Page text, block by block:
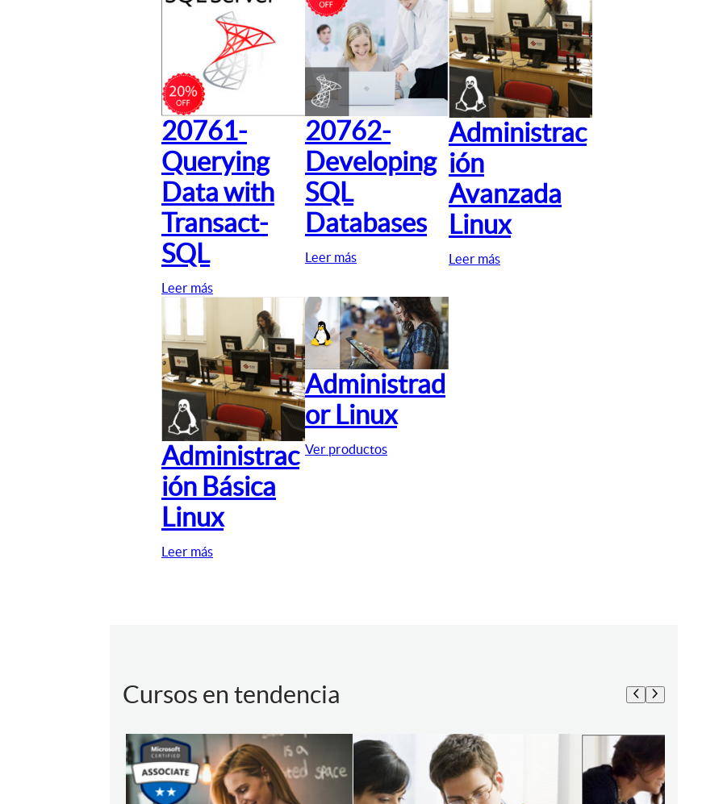
20761-
Querying
Data with
Transact-
SQL
Leer más
20762-
Developing
SQL
Databases
Leer más
Administrac
ión
Avanzada
Linux
Leer más
Administrac
ión Básica
Linux
Leer más
Administrad
or Linux
Ver productos
Cursos en tendencia